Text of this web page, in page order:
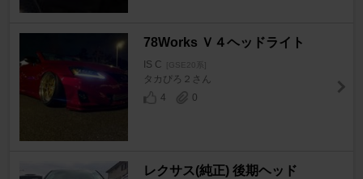
78Works Ｖ４ヘッドライト
IS C [GSE20系]
タカぴろ２さん
4
0
レクサス(純正) 後期ヘッド